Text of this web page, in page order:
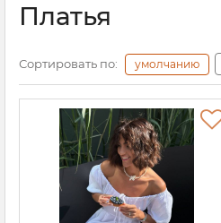
Платья
Сортировать по: умолчанию